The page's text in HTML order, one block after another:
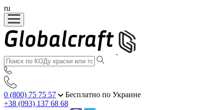
ru
0 (800) 75 75 57
Бесплатно по Украине
+38 (093) 137 68 68